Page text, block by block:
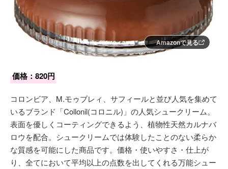
Amazonで見る
価格：820円
コロンビア、M.モゥブレィ、サフィールと並び人気を集めて
いるブランド「Collonil(コロニル)」の人気シュークリーム。
表面を優しくコーティングできるよう、植物性天然カルナバ
ロウを配合。シュークリームでは体験したことのない柔らか
な質感を可能にした商品です。価格・使いやすさ・仕上が
り、全てにおいて平均以上の点数を出してくれる万能シュー